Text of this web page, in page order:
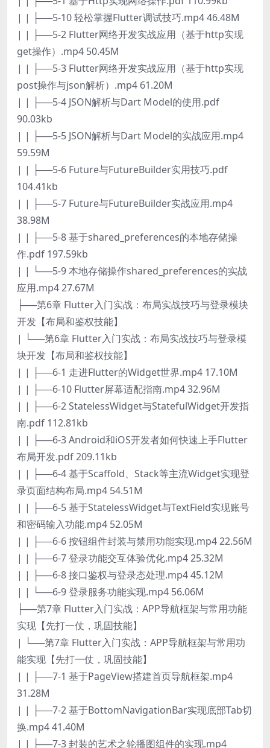
| | ├──5-10 轻松掌握Flutter调试技巧.mp4 46.48M
| | ├──5-2 Flutter网络开发实战应用（基于http实现
get操作）.mp4 50.45M
| | ├──5-3 Flutter网络开发实战应用（基于http实现
post操作与json解析）.mp4 61.20M
| | ├──5-4 JSON解析与Dart Model的使用.pdf
90.03kb
| | ├──5-5 JSON解析与Dart Model的实战应用.mp4
59.59M
| | ├──5-6 Future与FutureBuilder实用技巧.pdf
104.41kb
| | ├──5-7 Future与FutureBuilder实战应用.mp4
38.98M
| | ├──5-8 基于shared_preferences的本地存储操
作.pdf 197.59kb
| | └──5-9 本地存储操作shared_preferences的实战
应用.mp4 27.67M
├──第6章 Flutter入门实战：布局实战技巧与登录模块
开发【布局和鉴权技能】
| └──第6章 Flutter入门实战：布局实战技巧与登录模
块开发【布局和鉴权技能】
| | ├──6-1 走进Flutter的Widget世界.mp4 17.10M
| | ├──6-10 Flutter屏幕适配指南.mp4 32.96M
| | ├──6-2 StatelessWidget与StatefulWidget开发指
南.pdf 112.81kb
| | ├──6-3 Android和iOS开发者如何快速上手Flutter
布局开发.pdf 209.11kb
| | ├──6-4 基于Scaffold、Stack等主流Widget实现登
录页面结构布局.mp4 54.51M
| | ├──6-5 基于StatelessWidget与TextField实现账号
和密码输入功能.mp4 52.05M
| | ├──6-6 按钮组件封装与禁用功能实现.mp4 22.56M
| | ├──6-7 登录功能交互体验优化.mp4 25.32M
| | ├──6-8 接口鉴权与登录态处理.mp4 45.12M
| | └──6-9 登录服务功能实现.mp4 56.06M
├──第7章 Flutter入门实战：APP导航框架与常用功能
实现【先打一仗，巩固技能】
| └──第7章 Flutter入门实战：APP导航框架与常用功
能实现【先打一仗，巩固技能】
| | ├──7-1 基于PageView搭建首页导航框架.mp4
31.28M
| | ├──7-2 基于BottomNavigationBar实现底部Tab切
换.mp4 41.40M
| | ├──7-3 封装的艺术之轮播图组件的实现.mp4